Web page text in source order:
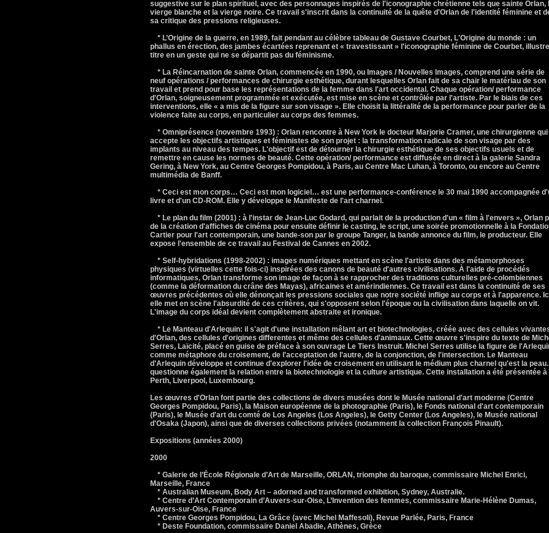
suggestive sur le plan spirituel, avec des personnages inspirés de l'iconographie chrétienne tels que sainte Orlan,
vierge blanche et la vierge noire. Ce travail s'inscrit dans la continuité de la quête d'Orlan de l'identité féminine et
sa critique des pressions religieuses.
* L’Origine de la guerre, en 1989, fait pendant au célèbre tableau de Gustave Courbet, L'Origine du monde : un
phallus en érection, des jambes écartées reprenant et « travestissant » l'iconographie féminine de Courbet,
titre en un geste qui ne se départit pas du féminisme.
* La Réincarnation de sainte Orlan, commencée en 1990, ou Images / Nouvelles Images, comprend une série de
neuf opérations / performances de chirurgie esthétique, durant lesquelles Orlan fait de sa chair le matériau de son
travail et prend pour base les représentations de la femme dans l'art occidental. Chaque opération/ performance
d'Orlan, soigneusement programmée et exécutée, est mise en scène et contrôlée par l'artiste. Par le biais de ces
interventions, elle « a mis de la figure sur son visage ». Elle choisit la littéralité de la performance pour parler de la
violence faite au corps, en particulier au corps des femmes.
* Omniprésence (novembre 1993) : Orlan rencontre à New York le docteur Marjorie Cramer, une chirurgienne qui
accepte les objectifs artistiques et féministes de son projet : la transformation radicale de son visage par des
implants au niveau des tempes. L'objectif est de détourner la chirurgie esthétique de ses objectifs usuels et de
remettre en cause les normes de beauté. Cette opération/ performance est diffusée en direct à la galerie Sandra
Gering, à New York, au Centre Georges Pompidou, à Paris, au Centre Mac Luhan, à Toronto, ou encore au Centre
multimédia de Banff.
* Ceci est mon corps… Ceci est mon logiciel… est une performance-conférence le 30 mai 1990 accompagnée
livre et d'un CD-ROM. Elle y développe le Manifeste de l'art charnel.
* Le plan du film (2001) : à l'instar de Jean-Luc Godard, qui parlait de la production d'un « film à l'envers », Orlan
de la création d'affiches de cinéma pour ensuite définir le casting, le script, une soirée promotionnelle à la
Cartier pour l'art contemporain, une bande-son par le groupe Tanger, la bande annonce du film, le producteur. Elle
expose l'ensemble de ce travail au Festival de Cannes en 2002.
* Self-hybridations (1998-2002) : images numériques mettant en scène l'artiste dans des métamorphoses
physiques (virtuelles cette fois-ci) inspirées des canons de beauté d'autres civilisations. À l'aide de procédés
informatiques, Orlan transforme son image de façon à se rapprocher des traditions culturelles pré-colombiennes
(comme la déformation du crâne des Mayas), africaines et amérindiennes. Ce travail est dans la continuité de ses
œuvres précédentes où elle dénonçait les pressions sociales que notre société inflige au corps et à l'apparence.
elle met en scène l'absurdité de ces critères, qui s'opposent selon l'époque ou la civilisation dans laquelle on vit.
L'image du corps idéal devient complètement abstraite et ironique.
* Le Manteau d'Arlequin: il s'agit d'une installation mêlant art et biotechnologies, créée avec des cellules
d'Orlan, des cellules d'origines differentes et même des cellules d'animaux. Cette œuvre s'inspire du texte de
Serres, Laïcité, placé en guise de préface à son ouvrage Le Tiers Instruit. Michel Serres utilise la figure de
comme métaphore du croisement, de l'acceptation de l'autre, de la conjonction, de l'intersection. Le Manteau
d'Arlequin développe et continue d'explorer l'idée de croisement en utilisant le médium plus charnel qu'est la
questionne également la relation entre la biotechnologie et la culture artistique. Cette installation a été présentée à
Perth, Liverpool, Luxembourg.
Les œuvres d'Orlan font partie des collections de divers musées dont le Musée national d'art moderne (Centre
Georges Pompidou, Paris), la Maison européenne de la photographie (Paris), le Fonds national d'art contemporain
(Paris), le Musée d'art du comté de Los Angeles (Los Angeles), le Getty Center (Los Angeles), le Musée national
d'Osaka (Japon), ainsi que de diverses collections privées (notamment la collection François Pinault).
Expositions (années 2000)
2000
* Galerie de l’École Régionale d’Art de Marseille, ORLAN, triomphe du baroque, commissaire Michel Enrici,
Marseille, France
* Australian Museum, Body Art – adorned and transformed exhibition, Sydney, Australie.
* Centre d’Art Contemporain d’Auvers-sur-Oise, L’Invention des femmes, commissaire Marie-Hélène Dumas,
Auvers-sur-Oise, France
* Centre Georges Pompidou, La Grâce (avec Michel Maffesoli), Revue Parlée, Paris, France
* Deste Foundation, commissaire Daniel Abadie, Athènes, Grèce